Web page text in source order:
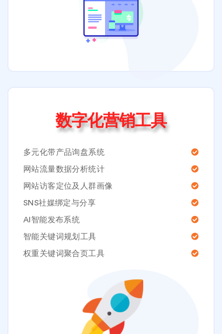
数字化营销工具
多元化带产品询盘系统
网站流量数据分析统计
网站访客定位及人群画像
SNS社媒绑定与分享
AI智能发布系统
智能关键词规划工具
权重关键词聚合页工具